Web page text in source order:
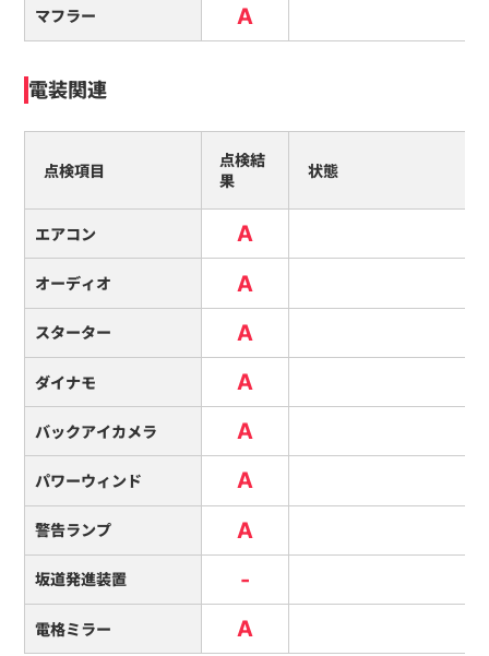
マフラー A
電装関連
点検項目
点検結
果
状態
エアコン A
オーディオ A
スターター A
ダイナモ A
バックアイカメラ A
パワーウィンド A
警告ランプ A
坂道発進装置 -
電格ミラー A